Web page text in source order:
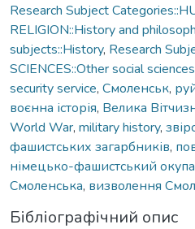
Research Subject
RELIGION::History and
subjects::History, Research
SCIENCES::Other social
security service, Смоленськ,
воєнна історія, Велика
World War, military history,
фашистських загарбників,
німецько-фашистський
Смоленська, визволення
Бібліографічний опис